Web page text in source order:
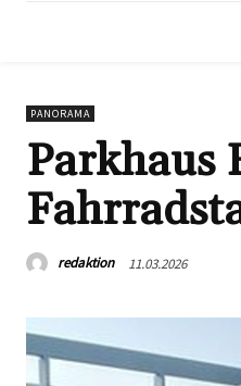
PANORAMA
Parkhaus
redaktion 11.03.2026